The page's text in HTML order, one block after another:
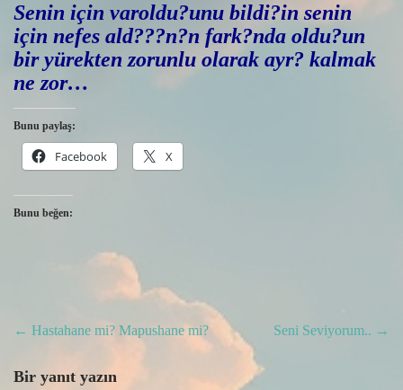
Senin için varoldu?unu bildi?in senin
için nefes ald???n?n fark?nda oldu?un
bir yürekten zorunlu olarak ayr? kalmak
ne zor…
Bunu paylaş:
Facebook X
Bunu beğen:
Post
navigation
← Hastahane mi? Mapushane mi? Seni Seviyorum.. →
Bir yanıt yazın